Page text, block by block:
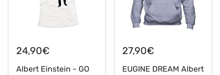
24,90€
Albert Einstein - GO
27,90€
EUGINE DREAM Albert